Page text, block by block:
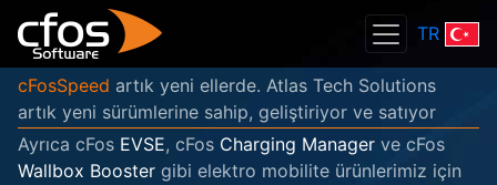
TR
cFosSpeed artık yeni ellerde. Atlas Tech Solutions
artık yeni sürümlerine sahip, geliştiriyor ve satıyor
Ayrıca cFos EVSE, cFos Charging Manager ve cFos
Wallbox Booster gibi elektro mobilite ürünlerimiz için